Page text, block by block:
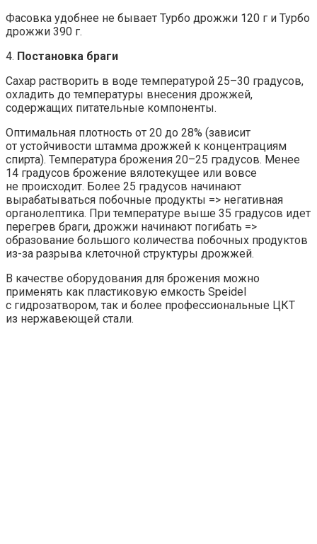
Фасовка удобнее не бывает Турбо дрожжи 120 г и Турбо
дрожжи 390 г.
4. Постановка браги
Сахар растворить в воде температурой 25–30 градусов,
охладить до температуры внесения дрожжей,
содержащих питательные компоненты.
Оптимальная плотность от 20 до 28% (зависит
от устойчивости штамма дрожжей к концентрациям
спирта). Температура брожения 20–25 градусов. Менее
14 градусов брожение вялотекущее или вовсе
не происходит. Более 25 градусов начинают
вырабатываться побочные продукты => негативная
органолептика. При температуре выше 35 градусов идет
перегрев браги, дрожжи начинают погибать =>
образование большого количества побочных продуктов
из-за разрыва клеточной структуры дрожжей.
В качестве оборудования для брожения можно
применять как пластиковую емкость Speidel
с гидрозатвором, так и более профессиональные ЦКТ
из нержавеющей стали.